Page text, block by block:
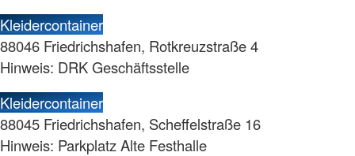
Kleidercontainer
88046 Friedrichshafen, Rotkreuzstraße 4
Hinweis: DRK Geschäftsstelle
Kleidercontainer
88045 Friedrichshafen, Scheffelstraße 16
Hinweis: Parkplatz Alte Festhalle